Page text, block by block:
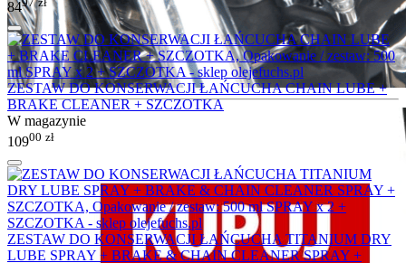
84
ZESTAW DO KONSERWACJI ŁAŃCUCHA CHAIN LUBE +
BRAKE CLEANER + SZCZOTKA
W magazynie
10900 zł
ZESTAW DO KONSERWACJI ŁAŃCUCHA TITANIUM DRY
LUBE SPRAY + BRAKE & CHAIN CLEANER SPRAY +